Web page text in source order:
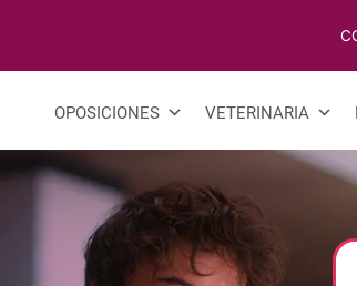
OPOSICIONES VETERINARIA